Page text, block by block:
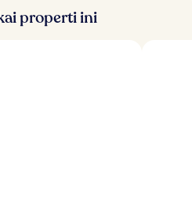
properti ini